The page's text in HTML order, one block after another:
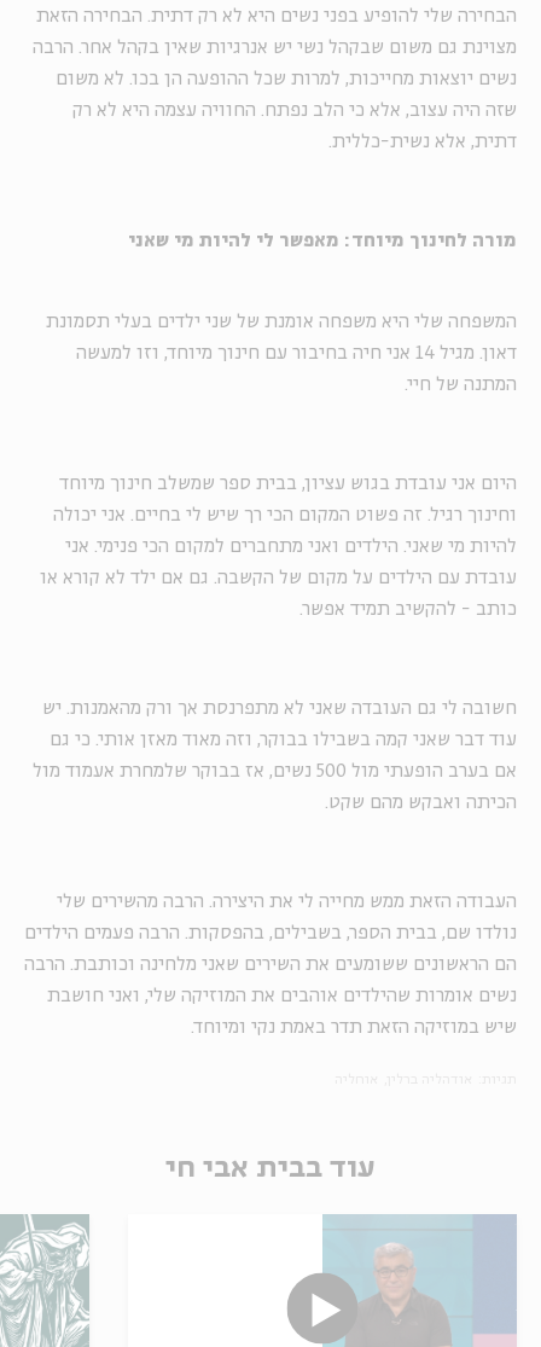
הבחירה שלי להופיע בפני נשים היא לא רק דתית. הבחירה הזאת
מצוינת גם משום שבקהל נשי יש אנרגיות שאין בקהל אחר. הרבה
נשים יוצאות מחייכות, למרות שכל ההופעה הן בכו. לא משום
שזה היה עצוב, אלא כי הלב נפתח. החוויה עצמה היא לא רק
דתית, אלא נשית-כללית.
מורה לחינוך מיוחד: מאפשר לי להיות מי שאני
המשפחה שלי היא משפחה אומנת של שני ילדים בעלי תסמונת
דאון. מגיל 14 אני חיה בחיבור עם חינוך מיוחד, וזו למעשה
המתנה של חיי.
היום אני עובדת בגוש עציון, בבית ספר שמשלב חינוך מיוחד
וחינוך רגיל. זה פשוט המקום הכי רך שיש לי בחיים. אני יכולה
להיות מי שאני. הילדים ואני מתחברים למקום הכי פנימי. אני
עובדת עם הילדים על מקום של הקשבה. גם אם ילד לא קורא או
כותב - להקשיב תמיד אפשר.
חשובה לי גם העובדה שאני לא מתפרנסת אך ורק מהאמנות. יש
עוד דבר שאני קמה בשבילו בבוקר, וזה מאוד מאזן אותי. כי גם
אם בערב הופעתי מול 500 נשים, אז בבוקר שלמחרת אעמוד מול
הכיתה ואבקש מהם שקט.
העבודה הזאת ממש מחייה לי את היצירה. הרבה מהשירים שלי
נולדו שם, בבית הספר, בשבילים, בהפסקות. הרבה פעמים הילדים
הם הראשונים ששומעים את השירים שאני מלחינה וכותבת. הרבה
נשים אומרות שהילדים אוהבים את המוזיקה שלי, ואני חושבת
שיש במוזיקה הזאת תדר באמת נקי ומיוחד.
עוד בבית אבי חי